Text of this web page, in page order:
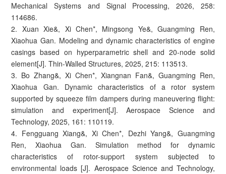
Mechanical Systems and Signal Processing, 2026, 258:
114686.
2. Xuan Xie&, Xi Chen*, Mingsong Ye&, Guangming Ren,
Xiaohua Gan. Modeling and dynamic characteristics of engine
casings based on hyperparametric shell and 20-node solid
element[J]. Thin-Walled Structures, 2025, 215: 113513.
3. Bo Zhang&, Xi Chen*, Xiangnan Fan&, Guangming Ren,
Xiaohua Gan. Dynamic characteristics of a rotor system
supported by squeeze film dampers during maneuvering flight:
simulation and experiment[J]. Aerospace Science and
Technology, 2025, 161: 110119.
4. Fengguang Xiang&, Xi Chen*, Dezhi Yang&, Guangming
Ren, Xiaohua Gan. Simulation method for dynamic
characteristics of rotor-support system subjected to
environmental loads [J]. Aerospace Science and Technology,